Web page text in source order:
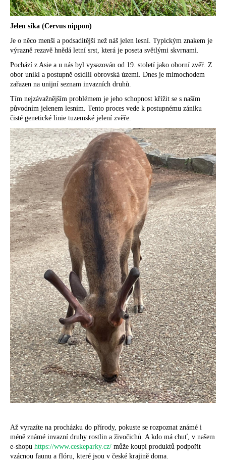
Jelen sika (Cervus nippon)
Je o něco menší a podsaditější než náš jelen lesní. Typickým znakem je
výrazně rezavě hnědá letní srst, která je poseta světlými skvrnami.
Pochází z Asie a u nás byl vysazován od 19. století jako oborní zvěř. Z
obor unikl a postupně osídlil obrovská území. Dnes je mimochodem
zařazen na unijní seznam invazních druhů.
Tím nejzávažnějším problémem je jeho schopnost křížit se s naším
původním jelenem lesním. Tento proces vede k postupnému zániku
čisté genetické linie tuzemské jelení zvěře.
Až vyrazíte na procházku do přírody, pokuste se rozpoznat známé i
méně známé invazní druhy rostlin a živočichů. A kdo má chuť, v našem
e-shopu https://www.ceskeparky.cz/ může koupí produktů podpořit
vzácnou faunu a flóru, které jsou v české krajině doma.